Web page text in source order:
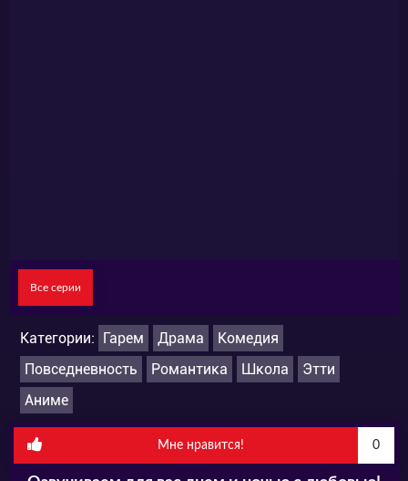
Все серии
Категории: Гарем Драма
Комедия
Повседневность
Романтика Школа
Этти
Аниме
Мне нравится! 0